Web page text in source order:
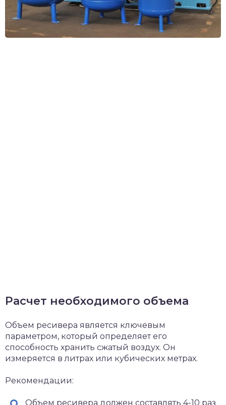
Расчет необходимого объема
Объем ресивера является ключевым
параметром, который определяет его
способность хранить сжатый воздух. Он
измеряется в литрах или кубических метрах.
Рекомендации:
Объем ресивера должен составлять 4-10 раз